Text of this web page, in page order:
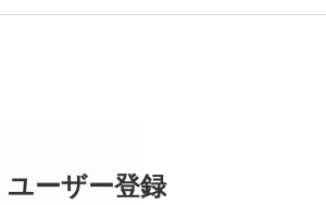
ユーザー登録